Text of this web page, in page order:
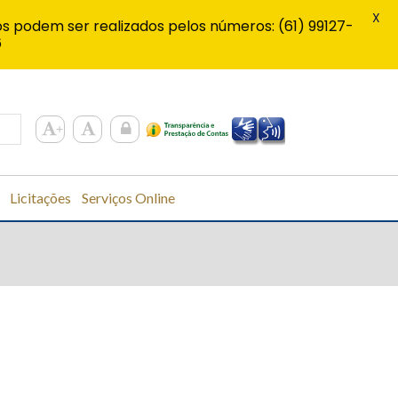
Licitações Serviços Online
ser realizados pelos números: (61) 99127-
X